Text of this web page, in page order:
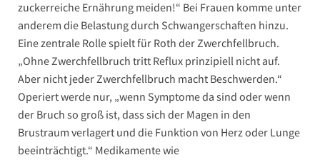
zuckerreiche Ernährung meiden!“ Bei Frauen komme unter
anderem die Belastung durch Schwangerschaften hinzu.
Eine zentrale Rolle spielt für Roth der Zwerchfellbruch.
„Ohne Zwerchfellbruch tritt Reflux prinzipiell nicht auf.
Aber nicht jeder Zwerchfellbruch macht Beschwerden.“
Operiert werde nur, „wenn Symptome da sind oder wenn
der Bruch so groß ist, dass sich der Magen in den
Brustraum verlagert und die Funktion von Herz oder Lunge
beeinträchtigt.“ Medikamente wie